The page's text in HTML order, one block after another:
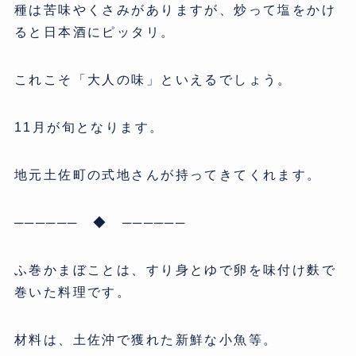
種は苦味やくさみがありますが、炒って塩をかけ
ると日本酒にピッタリ。
これこそ「大人の味」といえるでしょう。
11月が旬となります。
地元土佐町の式地さんが持ってきてくれます。
────── ◆ ──────
ふ巻かまぼことは、すり身とゆで卵を味付け麩で
巻いた料理です。
材料は、土佐沖で獲れた新鮮な小魚等。